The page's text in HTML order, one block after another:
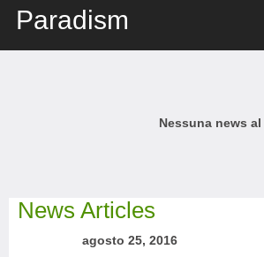
Paradism
Nessuna news
News Articles
agosto 25, 2016